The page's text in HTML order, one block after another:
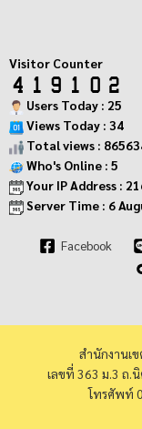
Visitor Counter
Users Today : 25
Views Today : 34
Total views :
Who's Online : 5
Your IP Address :
Server Time : 6
Facebook
สำนักงานเ
เลขที่ 363 ม.3 ถ.
โทรศัพท์